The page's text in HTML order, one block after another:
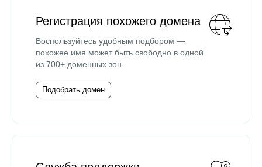
Регистрация похожего домена
Воспользуйтесь удобным подбором —
похожее имя может быть свободно в одной
из 700+ доменных зон.
Подобрать домен